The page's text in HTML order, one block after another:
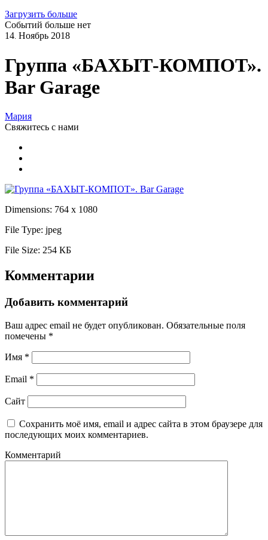
Загрузить больше
Событий больше нет
14. Ноябрь 2018
Группа «БАХЫТ-КОМПОТ».
Bar Garage
Мария
Свяжитесь с нами
Dimensions: 764 x 1080
File Type: jpeg
File Size: 254 КБ
Комментарии
Добавить комментарий
Ваш адрес email не будет опубликован. Обязательные поля
помечены *
Имя *
Email *
Сайт
Сохранить моё имя, email и адрес сайта в этом браузере для
последующих моих комментариев.
Комментарий